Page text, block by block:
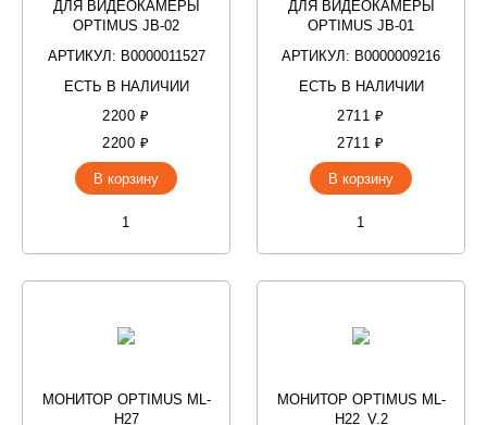
ДЛЯ ВИДЕОКАМЕРЫ
OPTIMUS JB-02
АРТИКУЛ: В0000011527
ЕСТЬ В НАЛИЧИИ
2200 ₽
2200 ₽
В корзину
ДЛЯ ВИДЕОКАМЕРЫ
OPTIMUS JB-01
АРТИКУЛ: В0000009216
ЕСТЬ В НАЛИЧИИ
2711 ₽
2711 ₽
В корзину
МОНИТОР OPTIMUS ML-
H27
МОНИТОР OPTIMUS ML-
H22_V.2